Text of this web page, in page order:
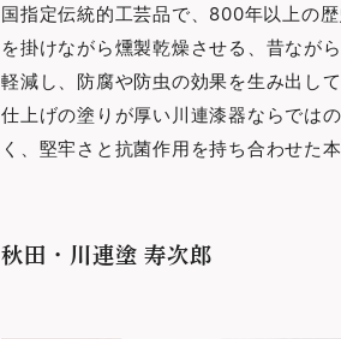
国指定伝統的工芸品で、800年以上の
を掛けながら燻製乾燥させる、昔なが
軽減し、防腐や防虫の効果を生み出し
仕上げの塗りが厚い川連漆器ならでは
く、堅牢さと抗菌作用を持ち合わせた
秋田・川連塗 寿次郎